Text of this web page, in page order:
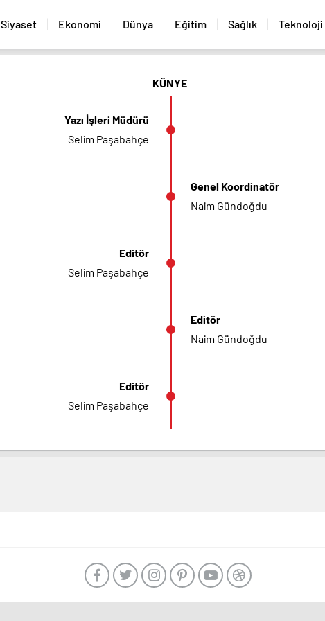
Siyaset Ekonomi Dünya Eğitim Sağlık Teknoloji
KÜNYE
Yazı İşleri Müdürü
Selim Paşabahçe
Genel Koordinatör
Naim Gündoğdu
Editör
Selim Paşabahçe
Editör
Naim Gündoğdu
Editör
Selim Paşabahçe